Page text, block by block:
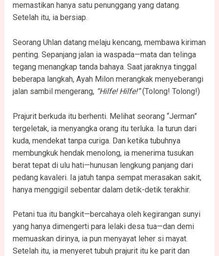
memastikan hanya satu penunggang yang datang.
Setelah itu, ia bersiap.
Seorang Uhlan datang melaju kencang, membawa kiriman
penting. Sepanjang jalan ia waspada—mata dan telinga
tegang menangkap tanda bahaya. Saat jaraknya tinggal
beberapa langkah, Ayah Milon merangkak menyeberangi
jalan sambil mengerang, “Hilfe! Hilfe!”(Tolong! Tolong!)
Prajurit berkuda itu berhenti. Melihat seorang “Jerman”
tergeletak, ia menyangka orang itu terluka. Ia turun dari
kuda, mendekat tanpa curiga. Dan ketika tubuhnya
membungkuk hendak menolong, ia menerima tusukan
berat tepat di ulu hati—hunusan lengkung panjang dari
pedang kavaleri. Ia jatuh tanpa sempat merasakan sakit,
hanya menggigil sebentar dalam detik-detik terakhir.
Petani tua itu bangkit—bercahaya oleh kegirangan sunyi
yang hanya dimengerti para lelaki desa tua—dan demi
memuaskan dirinya, ia pun menyayat leher si mayat.
Setelah itu, ia menyeret tubuh prajurit itu ke parit dan